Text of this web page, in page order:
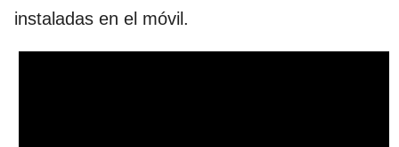
instaladas en el móvil.